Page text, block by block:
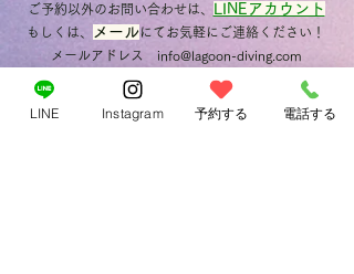
ご予約以外のお問い合わせは、 LINEアカウント
もしくは、 メールにてお気軽にご連絡ください！
メールアドレス
info@lagoon-diving.com
LINE Instagram 予約する 電話する